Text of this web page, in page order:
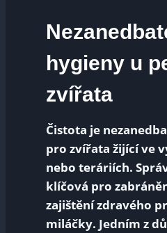
hygieny u
zvířata
Čistota je
pro zvířata žijící ve
nebo teráriích.
klíčová pro
zajištění zdravého
miláčky. Jedním z